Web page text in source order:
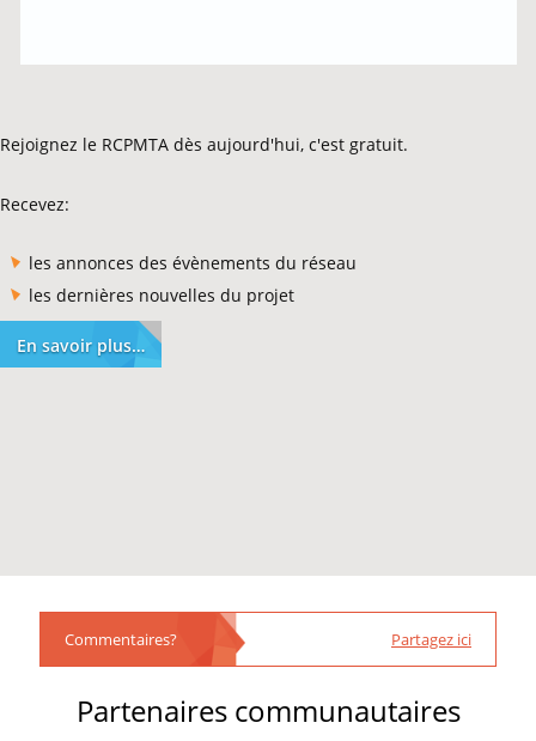
Rejoignez le RCPMTA dès aujourd'hui, c'est gratuit.
Recevez:
les annonces des évènements du réseau
les dernières nouvelles du projet
En savoir plus…
Commentaires? Partagez ici
Partenaires communautaires